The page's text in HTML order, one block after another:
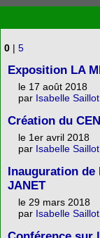
0 | 5
Exposition LA
le 17 août 2018
par Isabelle Saillot
Création du
le 1er avril 2018
par Isabelle Saillot
Inauguration de
JANET
le 29 mars 2018
par Isabelle Saillot